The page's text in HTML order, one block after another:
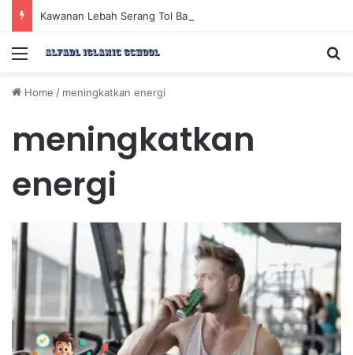
Menu
Home / meningkatkan energi
meningkatkan
energi